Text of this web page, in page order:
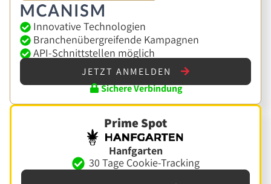
Innovative Technologien
Branchenübergreifende Kampagnen
API-Schnittstellen möglich
JETZT ANMELDEN
Sichere Verbindung
Prime Spot
Hanfgarten
30 Tage Cookie-Tracking